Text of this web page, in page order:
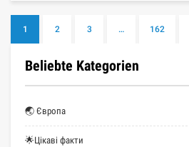
1 2 3 … 162
Beliebte Kategorien
🌏 Європа
🌟Цікаві факти